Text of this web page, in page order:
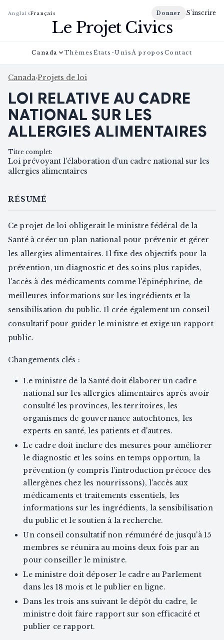
AnglaisFrançais Donner S'inscrire
Le Projet Civics
Canada Thèmes États-Unis À propos Contact
Canada›Projets de loi
LOI RELATIVE AU CADRE
NATIONAL SUR LES
ALLERGIES ALIMENTAIRES
Titre complet:
Loi prévoyant l’élaboration d’un cadre national sur les
allergies alimentaires
RÉSUMÉ
Ce projet de loi obligerait le ministre fédéral de la
Santé à créer un plan national pour prévenir et gérer
les allergies alimentaires. Il fixe des objectifs pour la
prévention, un diagnostic et des soins plus rapides,
l'accès à des médicaments comme l'épinéphrine, de
meilleures informations sur les ingrédients et la
sensibilisation du public. Il crée également un conseil
consultatif pour guider le ministre et exige un rapport
public.
Changements clés :
Le ministre de la Santé doit élaborer un cadre
national sur les allergies alimentaires après avoir
consulté les provinces, les territoires, les
organismes de gouvernance autochtones, les
experts en santé, les patients et d'autres.
Le cadre doit inclure des mesures pour améliorer
le diagnostic et les soins en temps opportun, la
prévention (y compris l'introduction précoce des
allergènes chez les nourrissons), l'accès aux
médicaments et traitements essentiels, les
informations sur les ingrédients, la sensibilisation
du public et le soutien à la recherche.
Un conseil consultatif non rémunéré de jusqu'à 15
membres se réunira au moins deux fois par an
pour conseiller le ministre.
Le ministre doit déposer le cadre au Parlement
dans les 18 mois et le publier en ligne.
Dans les trois ans suivant le dépôt du cadre, le
ministre doit faire rapport sur son efficacité et
publier ce rapport.